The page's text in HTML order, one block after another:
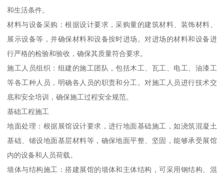
和生活条件。
材料与设备采购：根据设计要求，采购量的建筑材料、装饰材料、
展示设备等，并确保材料和设备按时进场。对进场的材料和设备进
行严格的检验和验收，确保其质量符合要求。
施工人员组织：组建的施工团队，包括木工、瓦工、电工、油漆工
等各工种人员，明确各人员的职责和分工。对施工人员进行技术交
底和安全培训，确保施工过程安全规范。
基础工程施工
地面处理：根据展馆设计要求，进行地面基础施工，如浇筑混凝土
基础、铺设地面基层材料等，确保地面平整、坚固，能够承受展馆
内的设备和人员荷载。
墙体与结构施工：搭建展馆的墙体和主体结构，可采用钢结构、混